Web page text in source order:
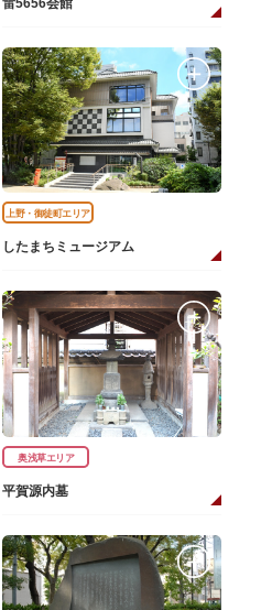
上野・御徒町エリア
したまちミュージアム
奥浅草エリア
平賀源内墓